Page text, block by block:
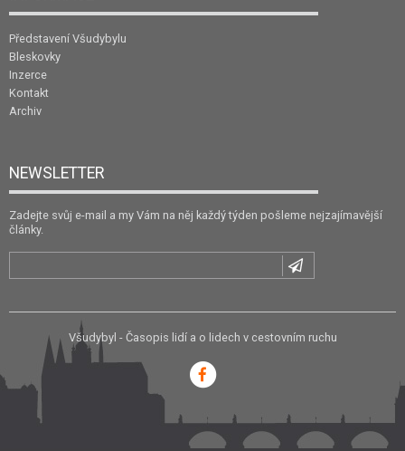
Představení Všudybylu
Bleskovky
Inzerce
Kontakt
Archiv
NEWSLETTER
Zadejte svůj e-mail a my Vám na něj každý týden pošleme nejzajímavější
články.
Všudybyl - Časopis lidí a o lidech v cestovním ruchu